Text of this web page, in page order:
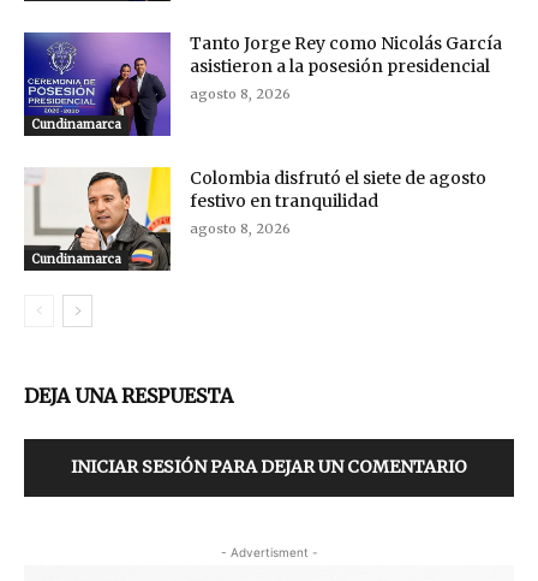
Cundinamarca
Tanto Jorge Rey como Nicolás García
asistieron a la posesión presidencial
agosto 8, 2026
Cundinamarca
Colombia disfrutó el siete de agosto
festivo en tranquilidad
agosto 8, 2026
DEJA UNA RESPUESTA
INICIAR SESIÓN PARA DEJAR UN COMENTARIO
- Advertisment -